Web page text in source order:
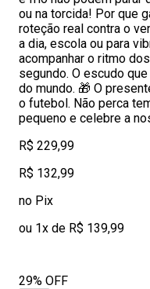
ou na torcida! Por que
roteção real contra o
a dia, escola ou para
acompanhar o ritmo
segundo. O escudo
do mundo. 🎁 O
o futebol. Não perca
pequeno e celebre a
R$ 229,99
R$ 132,99
no Pix
ou 1x de R$ 139,99
29% OFF